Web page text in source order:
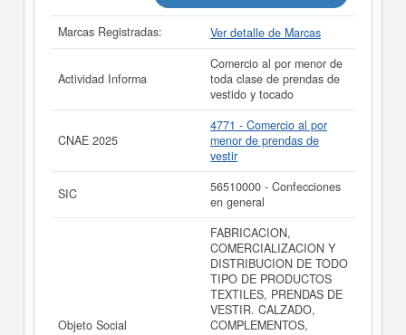
años de actividad, así como los balances y cuentas de
La última actualización del informe de empresa se ha
realizado el 15/07/2026.
Marcas Registradas: Ver detalle de Marcas
Actividad Informa
Comercio al por menor de
toda clase de prendas de
vestido y tocado
CNAE 2025
4771 - Comercio al por
menor de prendas de
vestir
SIC
56510000 - Confecciones
en general
Objeto Social
FABRICACION,
COMERCIALIZACION Y
DISTRIBUCION DE TODO
TIPO DE PRODUCTOS
TEXTILES, PRENDAS DE
VESTIR. CALZADO,
COMPLEMENTOS,